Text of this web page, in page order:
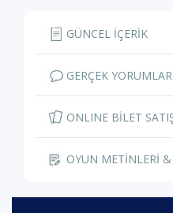
GÜNCEL İÇERİK
GERÇEK
ONLINE BİLET
OYUN METİNLERİ